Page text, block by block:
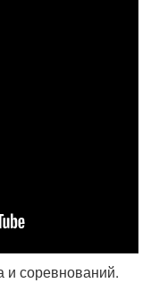
и соревнований.